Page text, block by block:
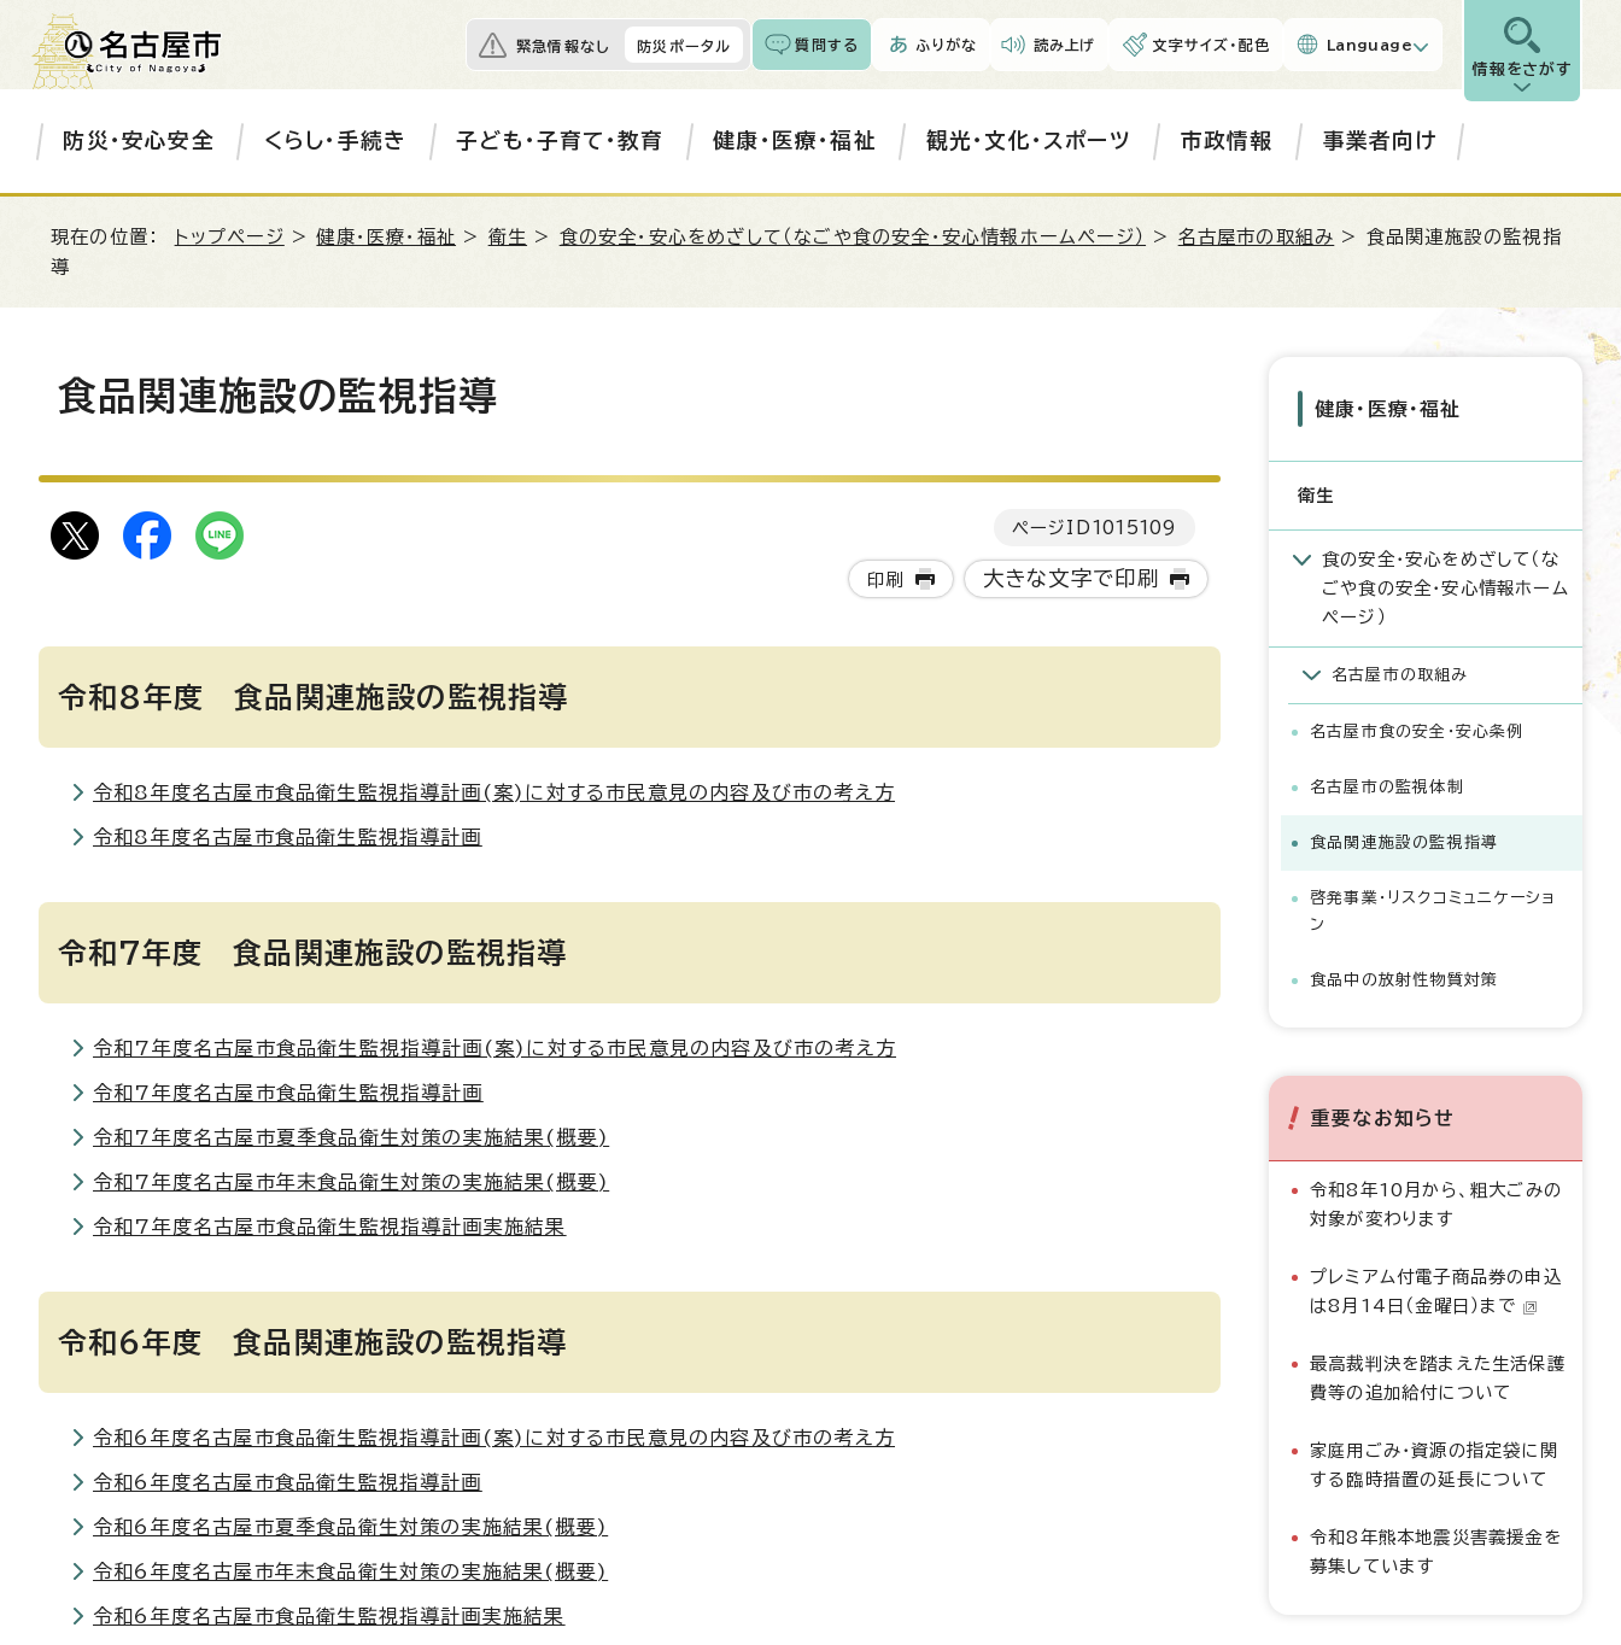
緊急情報なし 防災ポータル 質問する ふりがな 読み上げ 文字サイズ・配色 Language
情報をさがす
防災・安心安全 くらし・手続き 子ども・子育て・教育 健康・医療・福祉 観光・文化・スポーツ 市政情報 事業者向け
現在の位置： トップページ >健康・医療・福祉 > 衛生 > 食の安全・安心をめざして（なごや食の安全・安心情報ホームページ） > 名古屋市の取組み > 食品関連施設の監視指
導
食品関連施設の監視指導
ページID 1015109
印刷 大きな文字で印刷
令和8年度 食品関連施設の監視指導
令和8年度名古屋市食品衛生監視指導計画(案)に対する市民意見の内容及び市の考え方
令和8年度名古屋市食品衛生監視指導計画
令和7年度 食品関連施設の監視指導
令和7年度名古屋市食品衛生監視指導計画(案)に対する市民意見の内容及び市の考え方
令和7年度名古屋市食品衛生監視指導計画
令和7年度名古屋市夏季食品衛生対策の実施結果(概要)
令和7年度名古屋市年末食品衛生対策の実施結果(概要)
令和7年度名古屋市食品衛生監視指導計画実施結果
令和6年度 食品関連施設の監視指導
令和6年度名古屋市食品衛生監視指導計画(案)に対する市民意見の内容及び市の考え方
令和6年度名古屋市食品衛生監視指導計画
令和6年度名古屋市夏季食品衛生対策の実施結果(概要)
令和6年度名古屋市年末食品衛生対策の実施結果(概要)
令和6年度名古屋市食品衛生監視指導計画実施結果
健康・医療・福祉
衛生
食の安全・安心をめざして（な
ごや食の安全・安心情報ホーム
ページ）
名古屋市の取組み
名古屋市食の安全・安心条例
名古屋市の監視体制
食品関連施設の監視指導
啓発事業・リスクコミュニケーショ
ン
食品中の放射性物質対策
重要なお知らせ
令和8年10月から、粗大ごみの
対象が変わります
プレミアム付電子商品券の申込
は8月14日（金曜日）まで
最高裁判決を踏まえた生活保護
費等の追加給付について
家庭用ごみ・資源の指定袋に関
する臨時措置の延長について
令和8年熊本地震災害義援金を
募集しています